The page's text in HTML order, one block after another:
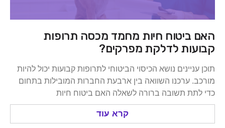
חיות מחמד מכסה תרופות
לדלקת מפרקים?
נושא הכיסוי הביטוחי לתרופות קבועות יכול להיות
ערכנו השוואה בין ארבעת החברות המובילות בתחום
תשובה ברורה לשאלה האם ביטוח חיות
קרא עוד